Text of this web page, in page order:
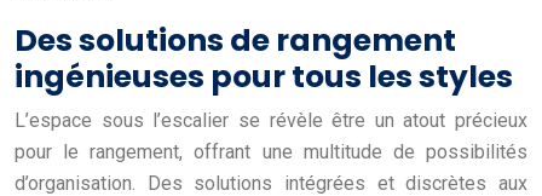
Des solutions de rangement
ingénieuses pour tous les styles
L’espace sous l’escalier se révèle être un atout précieux
pour le rangement, offrant une multitude de possibilités
d’organisation. Des solutions intégrées et discrètes aux